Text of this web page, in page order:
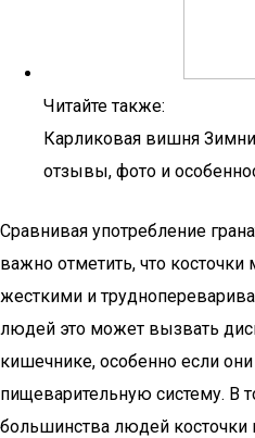
Читайте также:
Карликовая вишня
отзывы, фото и
Сравнивая употребление
важно отметить, что
жесткими и
людей это может вызвать
кишечнике, особенно если
пищеварительную систему. В
большинства людей косточки